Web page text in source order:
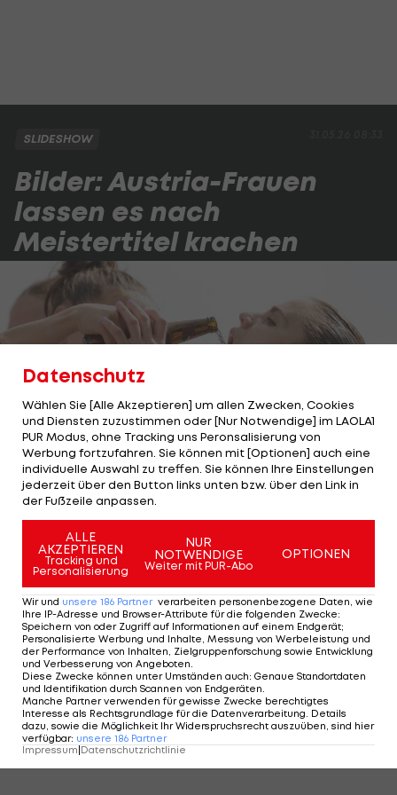
SLIDESHOW
Bilder: Austria-Frauen
lassen es nach
Meistertitel krachen
3/11
3 VON 11
KOMMENTARE
Datenschutz
Wählen Sie [Alle Akzeptieren] um allen Zwecken, Cookies
und Diensten zuzustimmen oder [Nur Notwendige] im LAOLA1
PUR Modus, ohne Tracking uns Peronsalisierung von
Werbung fortzufahren. Sie können mit [Optionen] auch eine
individuelle Auswahl zu treffen. Sie können Ihre Einstellungen
jederzeit über den Button links unten bzw. über den Link in
der Fußzeile anpassen.
ALLE
AKZEPTIEREN
Tracking und
Personalisierung
NUR
NOTWENDIGE
Weiter mit PUR-Abo
OPTIONEN
Wir und unsere 186 Partner verarbeiten personenbezogene Daten, wie
Ihre IP-Adresse und Browser-Attribute für die folgenden Zwecke:
Speichern von oder Zugriff auf Informationen auf einem Endgerät;
Personalisierte Werbung und Inhalte, Messung von Werbeleistung und
der Performance von Inhalten, Zielgruppenforschung sowie Entwicklung
und Verbesserung von Angeboten.
Diese Zwecke können unter Umständen auch: Genaue Standortdaten
und Identifikation durch Scannen von Endgeräten.
Manche Partner verwenden für gewisse Zwecke berechtigtes
Interesse als Rechtsgrundlage für die Datenverarbeitung. Details
dazu, sowie die Möglichkeit Ihr Widerspruchsrecht auszuüben, sind hier
verfügbar: unsere 186 Partner
Impressum Datenschutzrichtlinie